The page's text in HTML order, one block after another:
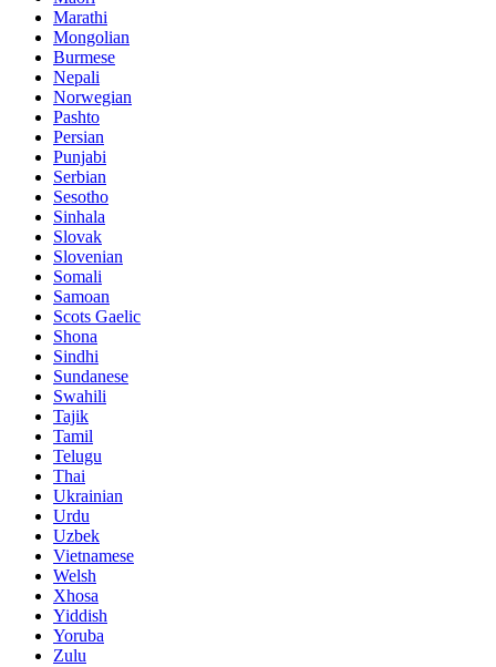
Marathi
Mongolian
Burmese
Nepali
Norwegian
Pashto
Persian
Punjabi
Serbian
Sesotho
Sinhala
Slovak
Slovenian
Somali
Samoan
Scots Gaelic
Shona
Sindhi
Sundanese
Swahili
Tajik
Tamil
Telugu
Thai
Ukrainian
Urdu
Uzbek
Vietnamese
Welsh
Xhosa
Yiddish
Yoruba
Zulu